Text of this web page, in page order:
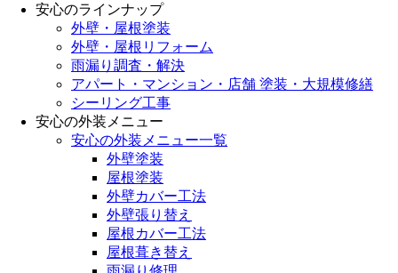
安心のラインナップ
外壁・屋根塗装
外壁・屋根リフォーム
雨漏り調査・解決
アパート・マンション・店舗 塗装・大規模修繕
シーリング工事
安心の外装メニュー
安心の外装メニュー一覧
外壁塗装
屋根塗装
外壁カバー工法
外壁張り替え
屋根カバー工法
屋根葺き替え